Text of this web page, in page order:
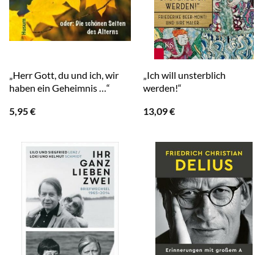
„Herr Gott, du und ich, wir
haben ein Geheimnis …“
5,95€
„Ich will unsterblich
werden!“
13,09€